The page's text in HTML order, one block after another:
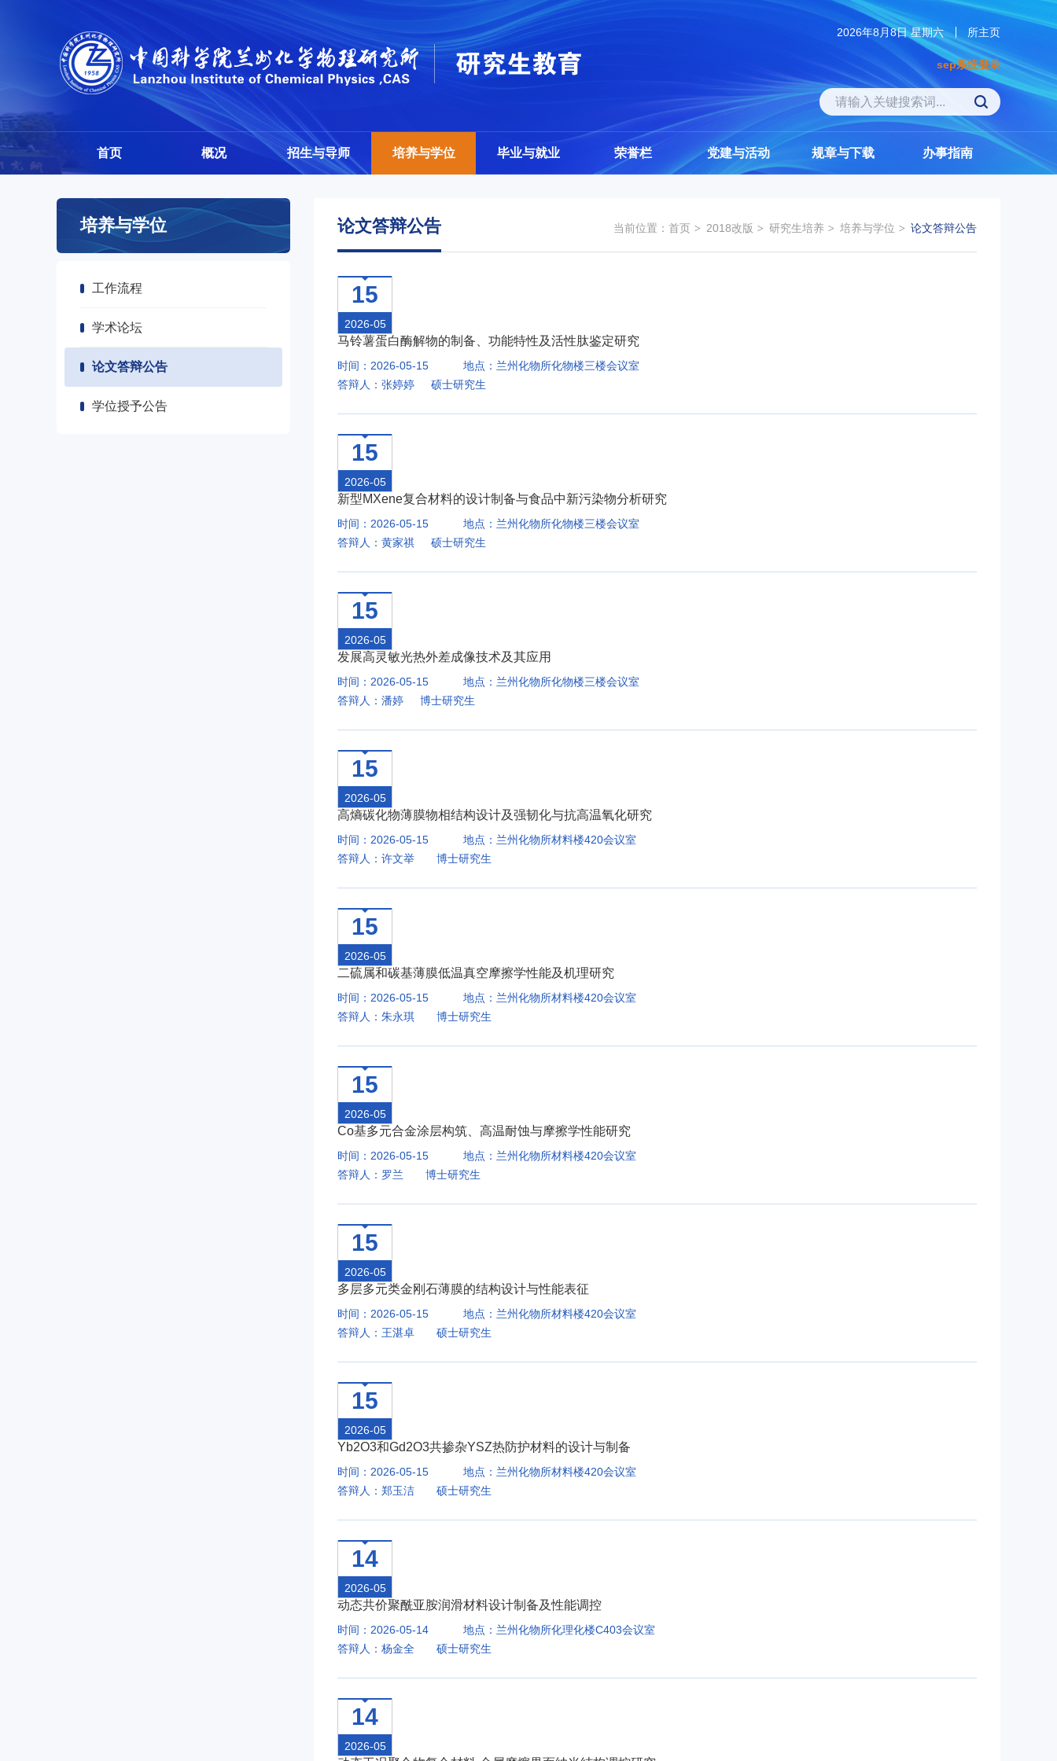
所主页
2026年8月8日 星期六
sep系统登录
首页 概况 招生与导师 培养与学位 毕业与就业 荣誉栏 党建与活动 规章与下载 办事指南
培养与学位
工作流程
学术论坛
论文答辩公告
学位授予公告
当前位置： 首页 2018改版 研究生培养 培养与学位 论文答辩公告
论文答辩公告
15
2026-05
马铃薯蛋白酶解物的制备、功能特性及活性肽鉴定研究
时间：2026-05-15
地点：兰州化物所化物楼三楼会议室
答辩人：张婷婷 硕士研究生
15
2026-05
新型MXene复合材料的设计制备与食品中新污染物分析研究
时间：2026-05-15
地点：兰州化物所化物楼三楼会议室
答辩人：黄家祺 硕士研究生
15
2026-05
发展高灵敏光热外差成像技术及其应用
时间：2026-05-15
地点：兰州化物所化物楼三楼会议室
答辩人：潘婷 博士研究生
15
2026-05
高熵碳化物薄膜物相结构设计及强韧化与抗高温氧化研究
时间：2026-05-15
地点：兰州化物所材料楼420会议室
答辩人：许文举 博士研究生
15
2026-05
二硫属和碳基薄膜低温真空摩擦学性能及机理研究
时间：2026-05-15
地点：兰州化物所材料楼420会议室
答辩人：朱永琪 博士研究生
15
2026-05
Co基多元合金涂层构筑、高温耐蚀与摩擦学性能研究
时间：2026-05-15
地点：兰州化物所材料楼420会议室
答辩人：罗兰 博士研究生
15
2026-05
多层多元类金刚石薄膜的结构设计与性能表征
时间：2026-05-15
地点：兰州化物所材料楼420会议室
答辩人：王湛卓 硕士研究生
15
2026-05
Yb2O3和Gd2O3共掺杂YSZ热防护材料的设计与制备
时间：2026-05-15
地点：兰州化物所材料楼420会议室
答辩人：郑玉洁 硕士研究生
14
2026-05
动态共价聚酰亚胺润滑材料设计制备及性能调控
时间：2026-05-14
地点：兰州化物所化理化楼C403会议室
答辩人：杨金全 硕士研究生
14
2026-05